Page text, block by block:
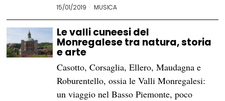
15/01/2019 MUSICA
Le valli cuneesi del
Monregalese tra natura, storia
e arte
Casotto, Corsaglia, Ellero, Maudagna e
Roburentello, ossia le Valli Monregalesi:
un viaggio nel Basso Piemonte, poco